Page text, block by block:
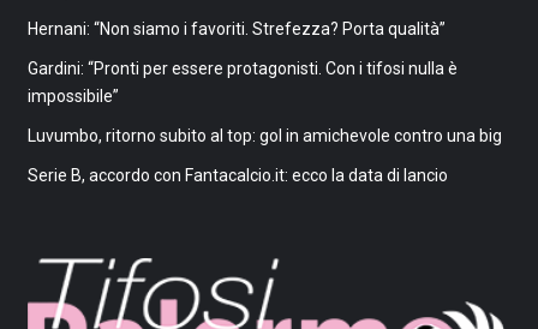
Hernani: “Non siamo i favoriti. Strefezza? Porta qualità”
Gardini: “Pronti per essere protagonisti. Con i tifosi nulla è
impossibile”
Luvumbo, ritorno subito al top: gol in amichevole contro una big
Serie B, accordo con Fantacalcio.it: ecco la data di lancio